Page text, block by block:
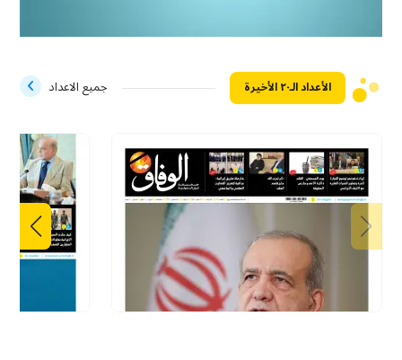
الأعداد الـ۲۰ الأخيرة جميع الاعداد